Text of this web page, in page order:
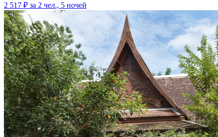
2 517 ₽ за 2 чел., 5 ночей